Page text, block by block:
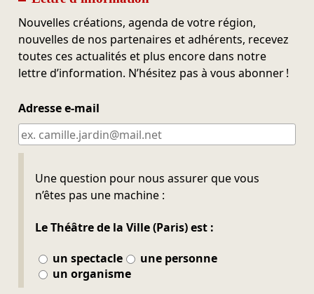
Nouvelles créations, agenda de votre région,
nouvelles de nos partenaires et adhérents, recevez
toutes ces actualités et plus encore dans notre
lettre d’information. N’hésitez pas à vous abonner !
Adresse e-mail
Une question pour nous assurer que vous
n’êtes pas une machine :
Le Théâtre de la Ville (Paris) est :
un spectacle
une personne
un organisme
Ne pas remplir